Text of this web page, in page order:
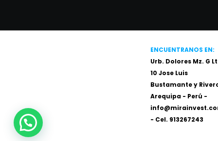
ENCUENTRANOS EN:
Urb. Dolores Mz. G
10 Jose Luis
Bustamante y
Arequipa - Perú -
- Cel. 913267243